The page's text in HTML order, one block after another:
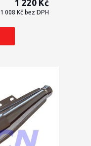
1 220 Kč
1 008 Kč bez DPH